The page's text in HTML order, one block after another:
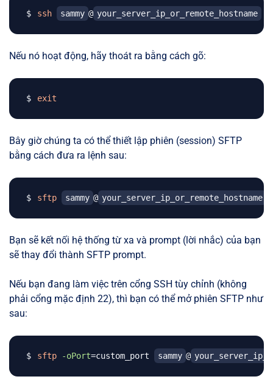
ssh sammy @ your_server_ip_or_remote_hostname
Nếu nó hoạt động, hãy thoát ra bằng cách gõ:
exit
Bây giờ chúng ta có thể thiết lập phiên (session) SFTP
bằng cách đưa ra lệnh sau:
sftp sammy @ your_server_ip_or_remote_hostname
Bạn sẽ kết nối hệ thống từ xa và prompt (lời nhắc) của bạn
sẽ thay đổi thành SFTP prompt.
Nếu bạn đang làm việc trên cổng SSH tùy chỉnh (không
phải cổng mặc định 22), thì bạn có thể mở phiên SFTP như
sau:
sftp -oPort=custom_port sammy @